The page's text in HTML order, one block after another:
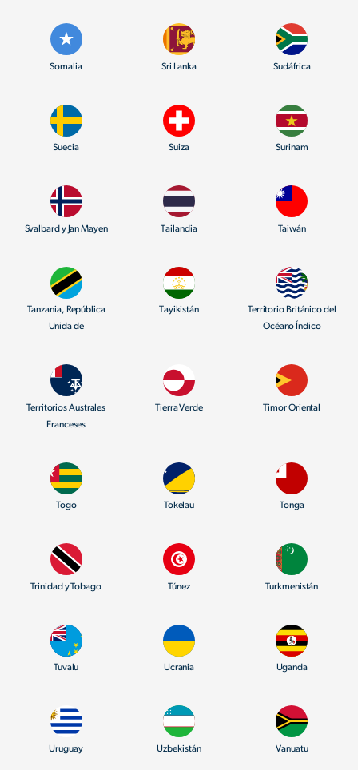
Somalia Sri Lanka Sudáfrica
Suecia Suiza Surinam
Svalbard y Jan Mayen Tailandia Taiwán
Tanzania, República
Unida de
Tayikistán
Territorio Británico del
Océano Índico
Territorios Australes
Franceses
Tierra Verde Timor Oriental
Togo Tokelau Tonga
Trinidad y Tobago Túnez Turkmenistán
Tuvalu Ucrania Uganda
Uruguay Uzbekistán Vanuatu